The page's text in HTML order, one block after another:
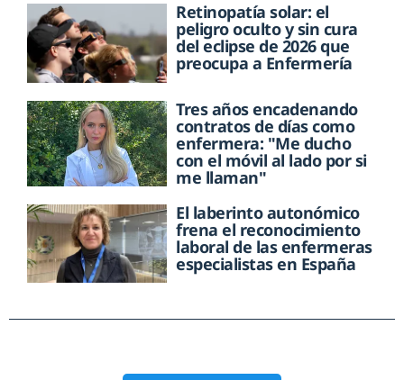
Retinopatía solar: el
peligro oculto y sin cura
del eclipse de 2026 que
preocupa a Enfermería
Tres años encadenando
contratos de días como
enfermera: "Me ducho
con el móvil al lado por si
me llaman"
El laberinto autonómico
frena el reconocimiento
laboral de las enfermeras
especialistas en España